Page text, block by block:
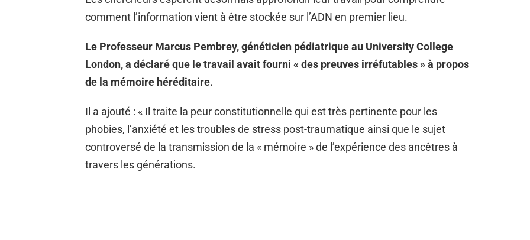
comment l’information vient à être stockée sur l’ADN en premier lieu.
Le Professeur Marcus Pembrey, généticien pédiatrique au University College
London, a déclaré que le travail avait fourni « des preuves irréfutables » à propos
de la mémoire héréditaire.
Il a ajouté : « Il traite la peur constitutionnelle qui est très pertinente pour les
phobies, l’anxiété et les troubles de stress post-traumatique ainsi que le sujet
controversé de la transmission de la « mémoire » de l’expérience des ancêtres à
travers les générations.